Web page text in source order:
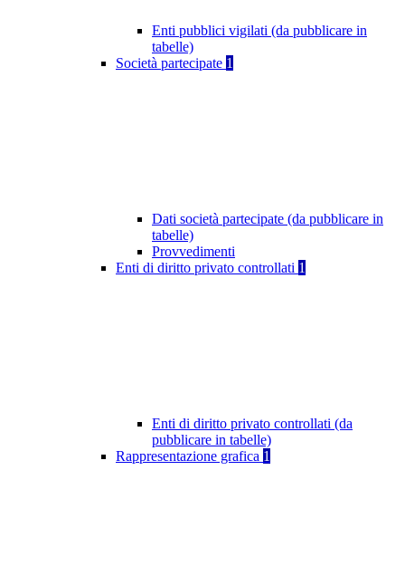
Enti pubblici vigilati (da pubblicare in
tabelle)
Società partecipate 1
Dati società partecipate (da pubblicare in
tabelle)
Provvedimenti
Enti di diritto privato controllati 1
Enti di diritto privato controllati (da
pubblicare in tabelle)
Rappresentazione grafica 1